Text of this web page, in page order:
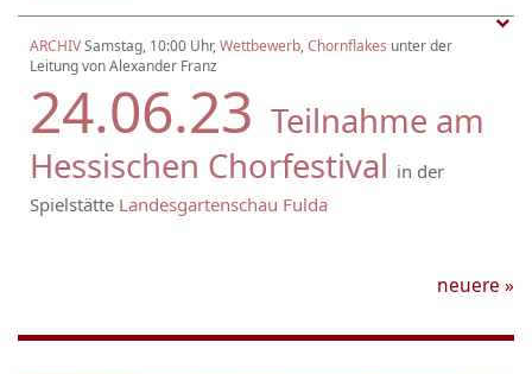
ARCHIVSamstag, 10:00 Uhr,Wettbewerb,Chornflakes unter der
Leitung von Alexander Franz
24.06.23 Teilnahme am
Hessischen Chorfestival in der
Spielstätte Landesgartenschau Fulda
neuere »